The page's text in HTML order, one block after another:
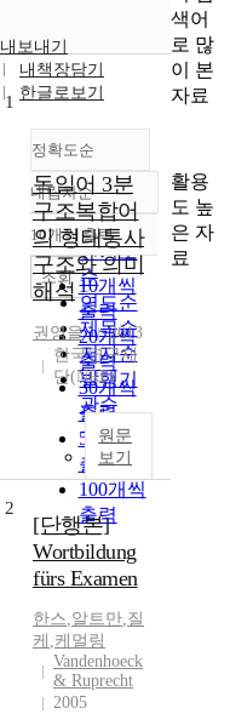
내보내기
내책장담기
한글로보기
정확도순
정확도
순
인기도
순
연도순
제목순
저자순
발행기
관순
내림차순
내림차순
10개씩 출력
10개씩
출력
20개씩
출력
30개씩
출력
50개씩
출력
100개씩
출력
조회
1
독일어 3분
구조복합어
의 형태통사
구조와 의미
해석
권영을
2013
한국연구재
단(NRF)
원문
보기
2
[단행본]
Wortbildung
fürs Examen
한스,알트만,질
케 ,케멀링
Vandenhoeck
& Ruprecht
2005
색어
로 많
이 본
자료
활용
도 높
은 자
료